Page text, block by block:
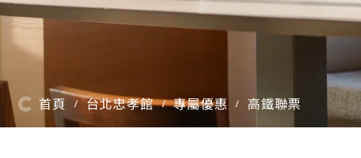
首頁 / 台北忠孝館 / 專屬優惠 / 高鐵聯票